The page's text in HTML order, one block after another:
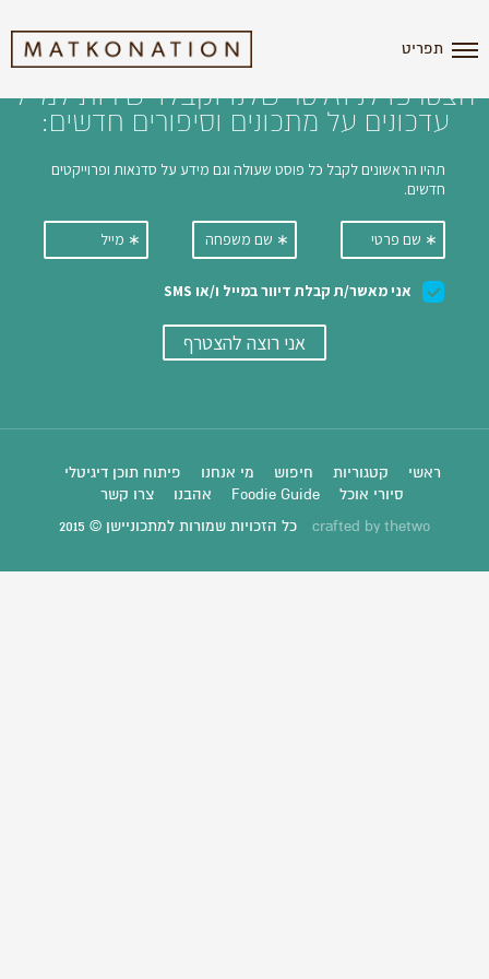
תפריט
הצטרפו לניוזלטר שלנו וקבלו ישירות למייל
עדכונים על מתכונים וסיפורים חדשים:
ראשי קטגוריות חיפוש מי אנחנו
פיתוח תוכן דיגיטלי
סיורי אוכל
Foodie Guide אהבנו צרו קשר
crafted by thetwo כל הזכויות שמורות למתכוניישן © 2015